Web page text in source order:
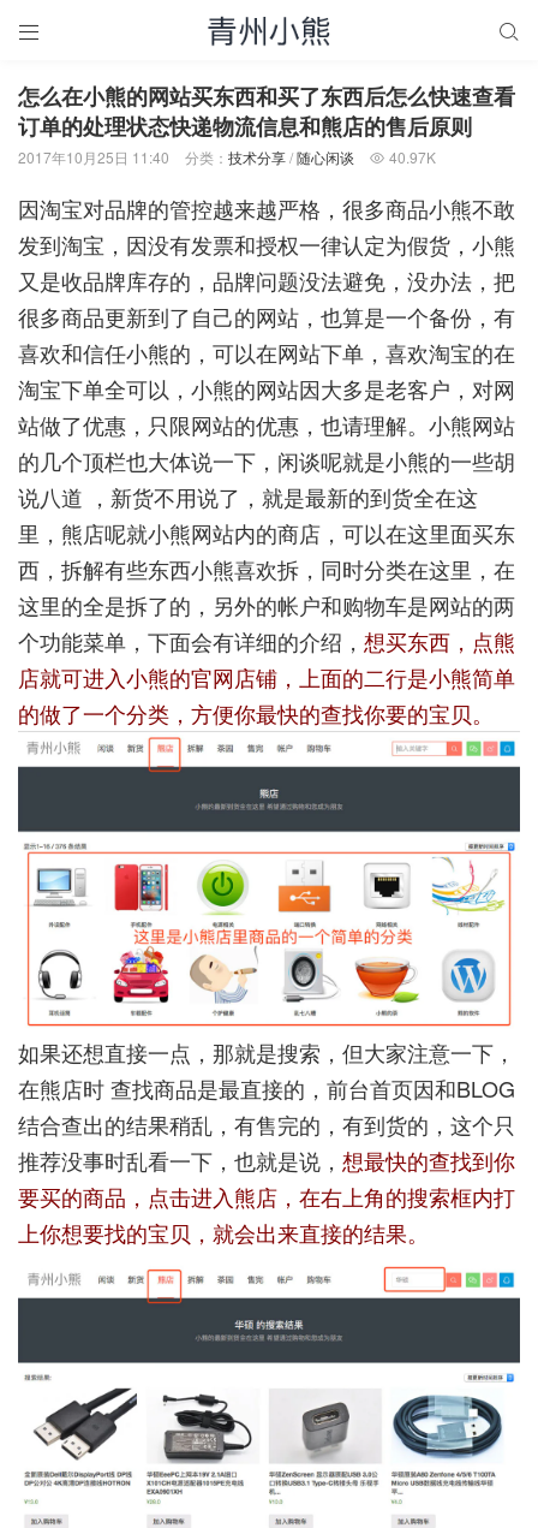
 
怎么在小熊的网站买东西和买了东西后怎么快速查看
订单的处理状态快递物流信息和熊店的售后原则
2017年10月25日 11:40 分类： 技术分享/随心闲谈  40.97K
因淘宝对品牌的管控越来越严格，很多商品小熊不敢
发到淘宝，因没有发票和授权一律认定为假货，小熊
又是收品牌库存的，品牌问题没法避免，没办法，把
很多商品更新到了自己的网站，也算是一个备份，有
喜欢和信任小熊的，可以在网站下单，喜欢淘宝的在
淘宝下单全可以，小熊的网站因大多是老客户，对网
站做了优惠，只限网站的优惠，也请理解。小熊网站
的几个顶栏也大体说一下，闲谈呢就是小熊的一些胡
说八道 ，新货不用说了，就是最新的到货全在这
里，熊店呢就小熊网站内的商店，可以在这里面买东
西，拆解有些东西小熊喜欢拆，同时分类在这里，在
这里的全是拆了的，另外的帐户和购物车是网站的两
个功能菜单，下面会有详细的介绍， 想买东西，点熊
店就可进入小熊的官网店铺，上面的二行是小熊简单
的做了一个分类，方便你最快的查找你要的宝贝。
如果还想直接一点，那就是搜索，但大家注意一下，
在熊店时 查找商品是最直接的，前台首页因和BLOG
结合查出的结果稍乱，有售完的，有到货的，这个只
推荐没事时乱看一下，也就是说， 想最快的查找到你
要买的商品，点击进入熊店，在右上角的搜索框内打
上你想要找的宝贝，就会出来直接的结果。